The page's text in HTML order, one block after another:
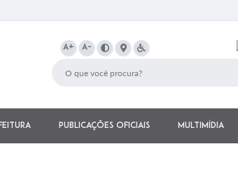
A+ A-
Publicações Oficiais Multimídia